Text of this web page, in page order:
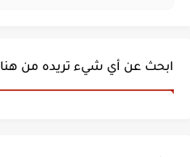
ابحث عن أي شيء تريده من هنا